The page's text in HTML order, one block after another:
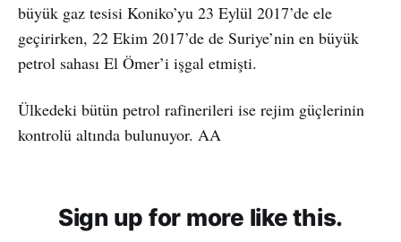
büyük gaz tesisi Koniko’yu 23 Eylül 2017’de ele
geçirirken, 22 Ekim 2017’de de Suriye’nin en büyük
petrol sahası El Ömer’i işgal etmişti.
Ülkedeki bütün petrol rafinerileri ise rejim güçlerinin
kontrolü altında bulunuyor. AA
Sign up for more like this.